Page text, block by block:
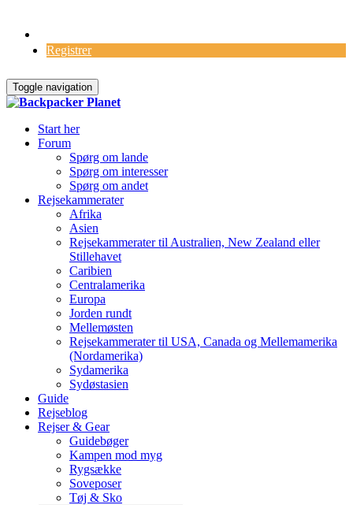
Registrer
Toggle navigation
Start her
Forum
Spørg om lande
Spørg om interesser
Spørg om andet
Rejsekammerater
Afrika
Asien
Rejsekammerater til Australien, New Zealand eller
Stillehavet
Caribien
Centralamerika
Europa
Jorden rundt
Mellemøsten
Rejsekammerater til USA, Canada og Mellemamerika
(Nordamerika)
Sydamerika
Sydøstasien
Guide
Rejseblog
Rejser & Gear
Guidebøger
Kampen mod myg
Rygsække
Soveposer
Tøj & Sko